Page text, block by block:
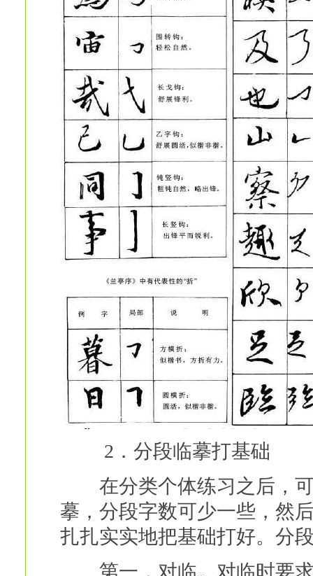
2．分段临摹打基础
在分类个体练习之后，可
摹，分段字数可少一些，然
扎扎实实地把基础打好。分
第一，对临。对临时要求